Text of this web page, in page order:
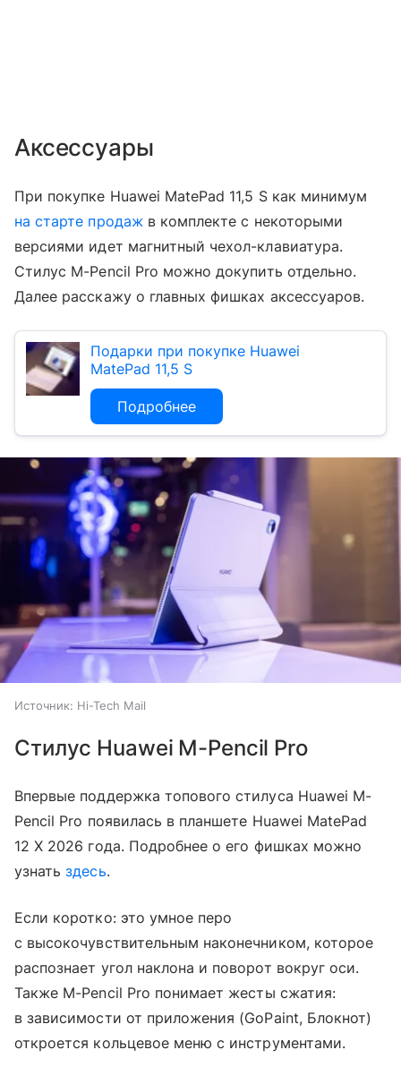
Аксессуары
При покупке Huawei MatePad 11,5 S как минимум
на старте продажв комплекте с некоторыми
версиями идет магнитный чехол-клавиатура.
Стилус M-Pencil Pro можно докупить отдельно.
Далее расскажу о главных фишках аксессуаров.
Подарки при покупке Huawei
MatePad 11,5 S
Подробнее
Источник: Hi-Tech Mail
Стилус Huawei M-Pencil Pro
Впервые поддержка топового стилуса Huawei M-
Pencil Pro появилась в планшете Huawei MatePad
12 X 2026 года. Подробнее о его фишках можно
узнатьздесь.
Если коротко: это умное перо
с высокочувствительным наконечником, которое
распознает угол наклона и поворот вокруг оси.
Также M-Pencil Pro понимает жесты сжатия:
в зависимости от приложения (GoPaint, Блокнот)
откроется кольцевое меню с инструментами.